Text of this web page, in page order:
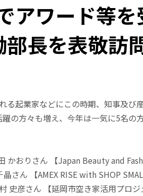
アワード等
長を表敬訪
る起業家などにこの時期、知事及び
の方々も増え、今年は一気に5名の
おりさん 【Japan Beauty and
ん 【AMEX RISE with SHOP
彦さん 【延岡市空き家活用プロ